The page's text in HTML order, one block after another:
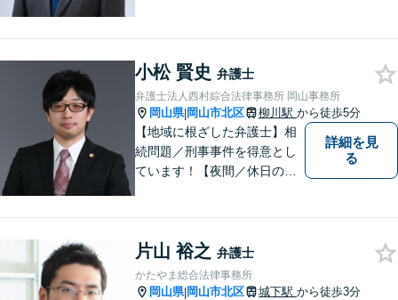
い！
小松 賢史 弁護士
弁護士法人西村綜合法律事務所 岡山事務所
岡山県|岡山市北区 柳川駅 から徒歩5分
【地域に根ざした弁護士】相
続問題／刑事事件を得意とし
ています！【夜間／休日の相
詳細を見
る
片山 裕之 弁護士
かたやま総合法律事務所
岡山県|岡山市北区 城下駅 から徒歩3分